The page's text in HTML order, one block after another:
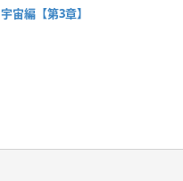
宇宙編【第3章】